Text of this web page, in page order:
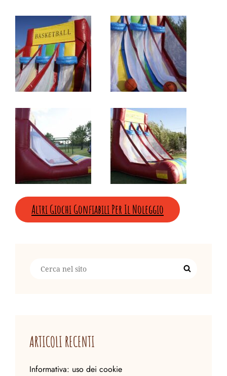
Altri Giochi Gonfiabili Per Il Noleggio
ARTICOLI RECENTI
Informativa: uso dei cookie